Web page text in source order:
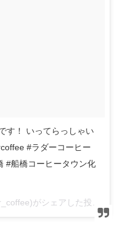
す！ いってらっしゃい
#ラダーコーヒー
#船橋コーヒータウン化
がシェアした投稿 –